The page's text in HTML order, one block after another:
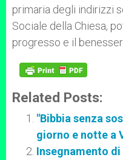
primaria degli indirizzi
Sociale della Chiesa,
progresso e il
Related Posts:
"Bibbia senza
giorno e notte a
Insegnamento